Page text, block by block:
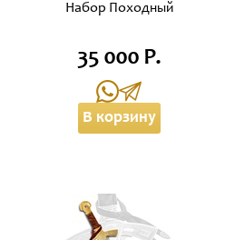
Набор Походный
35 000 Р.
В корзину